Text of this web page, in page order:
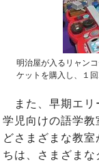
明治屋が入るリャン
ケットを購入し、１
また、早期エリ
学児向けの語学
どさまざまな教
ちは、さまざまな